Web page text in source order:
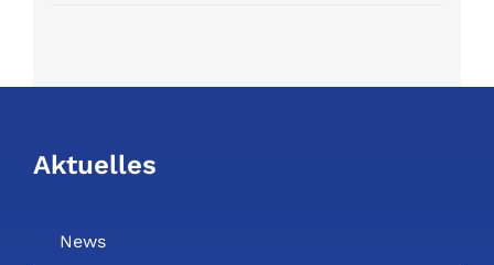
Aktuelles
News